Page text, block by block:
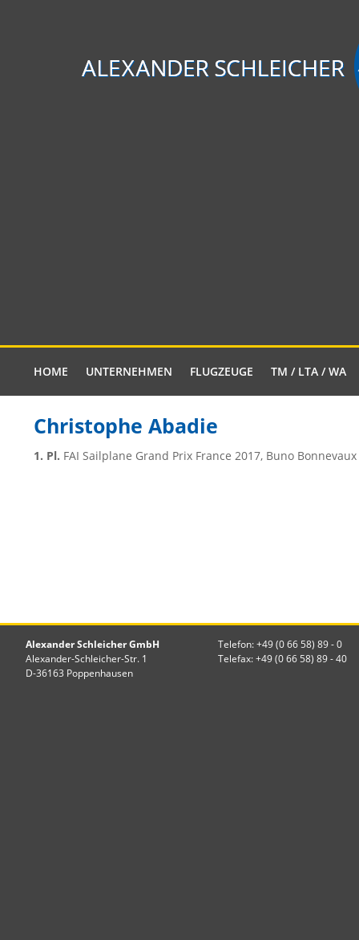
HOME UNTERNEHMEN FLUGZEUGE TM / LTA / WA
Christophe Abadie
1. Pl. FAI Sailplane Grand Prix France 2017, Buno Bonnevaux
Alexander Schleicher GmbH
Alexander-Schleicher-Str. 1
D-36163 Poppenhausen
Telefon: +49 (0 66 58) 89 - 0
Telefax: +49 (0 66 58) 89 - 40